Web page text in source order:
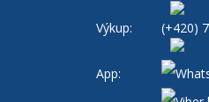
Výkup: (+420)
App: